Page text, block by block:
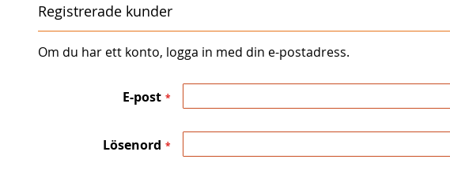
Registrerade kunder
Om du har ett konto, logga in med din e-postadress.
E-post
Lösenord